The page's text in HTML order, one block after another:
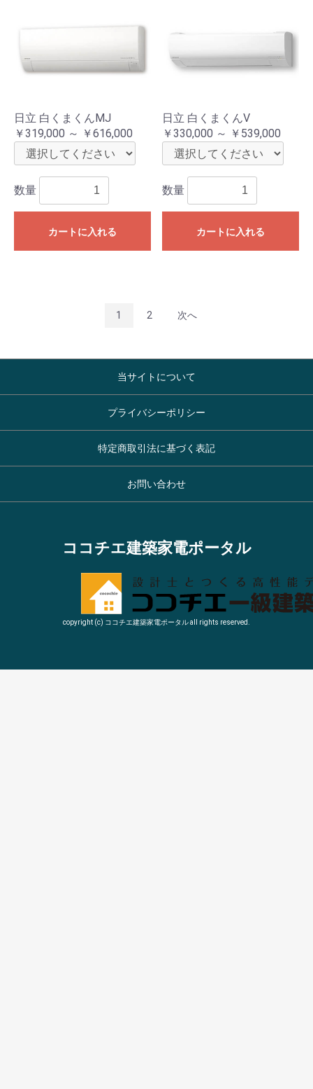
日立 白くまくんMJ
￥319,000 ～ ￥616,000
数量
カートに入れる
日立 白くまくんV
￥330,000 ～ ￥539,000
数量
カートに入れる
1 2 次へ
当サイトについて
プライバシーポリシー
特定商取引法に基づく表記
お問い合わせ
ココチエ建築家電ポータル
copyright (c) ココチエ建築家電ポータル all rights reserved.